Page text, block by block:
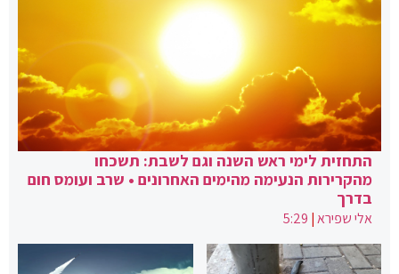
התחזית לימי ראש השנה וגם לשבת: תשכחו
מהקרירות הנעימה מהימים האחרונים • שרב ועומס חום
בדרך
אלי שפירא|
5:29